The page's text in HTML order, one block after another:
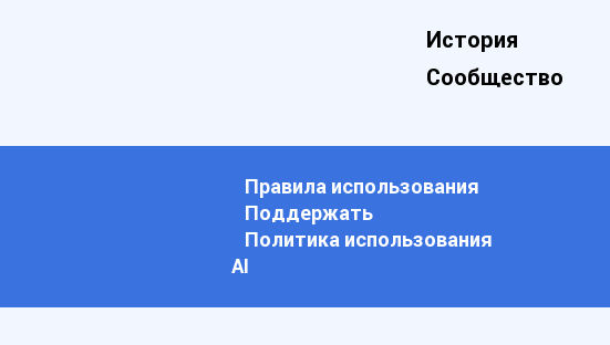
История
Сообщество
Правила использования
Поддержать
Политика использования
АI